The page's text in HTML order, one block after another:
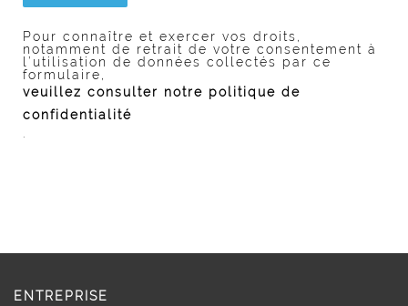
Pour connaître et exercer vos droits,
notamment de retrait de votre consentement à
l’utilisation de données collectés par ce
formulaire,
veuillez consulter notre politique de
confidentialité
ENTREPRISE